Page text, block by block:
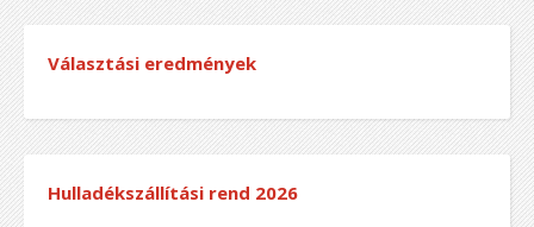
Választási eredmények
Hulladékszállítási rend 2026